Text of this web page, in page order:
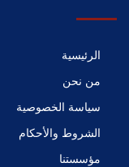
الرئيسية
من نحن
سياسة الخصوصية
الشروط والأحكام
مؤسستنا